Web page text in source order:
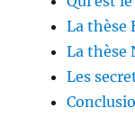
La thèse
La thèse
Les